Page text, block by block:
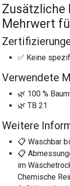
Mehrwert
✅ Keine
Verwendete
🌿 100 %
🌿 TB 21
Weitere
📋 Waschbar
📋
im
Chemische